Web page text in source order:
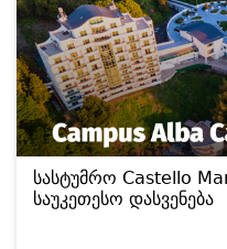
სასტუმრო Castello
საუკეთესო დასვენება